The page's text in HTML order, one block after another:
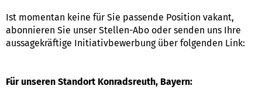
Ist momentan keine für Sie passende Position vakant,
abonnieren Sie unser Stellen-Abo oder senden uns Ihre
aussagekräftige Initiativbewerbung über folgenden Link:
Für unseren Standort Konradsreuth, Bayern: